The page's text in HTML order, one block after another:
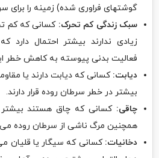
گوشتهای فراوری شده) زمینه را برای
سبک زندگی کم تحرک: کسانی که کم
زیادی ندارند بیشتر احتمال دارد
فعالیت بدنی پیوسته به کاهش خطر
دیابت: کسانی که دیابت دارند یا
بیشتر در خطر سرطان روده قرار دارند.
چاقی: کسانی که چاق هستند
همچنین مرگ ناشی از سرطان روده
دخانیات: کسانی که سیگار یا قلیان